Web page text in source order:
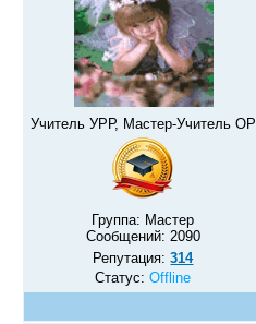
Учитель УРР, Мастер-Учитель ОР
Группа: Мастер
Сообщений: 2090
Репутация:314
Статус:Offline